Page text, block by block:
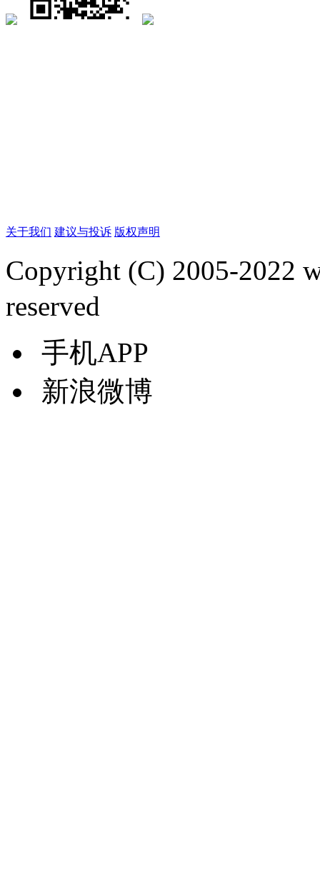
关于我们 建议与投诉 版权声明
Copyright (C) 2005-2022
reserved
手机APP
新浪微博